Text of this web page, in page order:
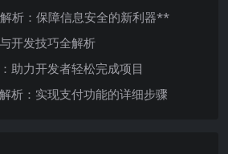
析：保障信息安全的新利器**
开发技巧全解析
助力开发者轻松完成项目
析：实现支付功能的详细步骤